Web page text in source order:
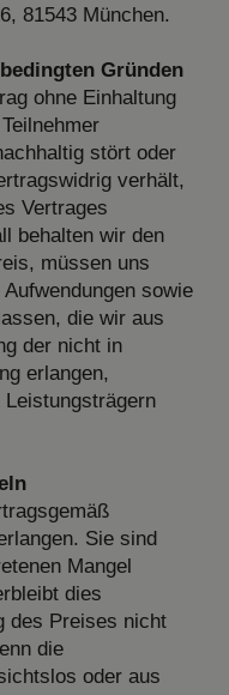
81543 München.
Gründen
ohne Einhaltung
stört oder
verhält,
Vertrages
behalten wir den
müssen uns
sowie
die wir aus
der nicht in
erlangen,
Sie sind
Mangel
dies
des Preises nicht
die
oder aus